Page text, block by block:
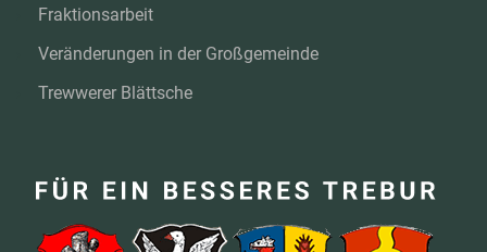
Fraktionsarbeit
Veränderungen in der Großgemeinde
Trewwerer Blättsche